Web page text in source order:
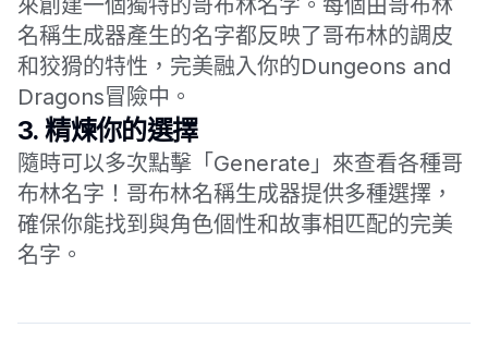
來創建一個獨特的哥布林名字。每個由哥布林
名稱生成器產生的名字都反映了哥布林的調皮
和狡猾的特性，完美融入你的Dungeons and
Dragons冒險中。
3.精煉你的選擇
隨時可以多次點擊「Generate」來查看各種哥
布林名字！哥布林名稱生成器提供多種選擇，
確保你能找到與角色個性和故事相匹配的完美
名字。